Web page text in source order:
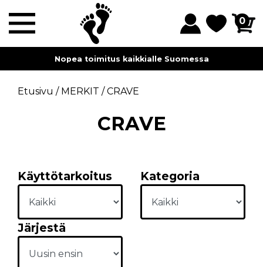
0
Nopea toimitus kaikkialle Suomessa
Etusivu / MERKIT /CRAVE
CRAVE
Käyttötarkoitus Kategoria
Järjestä